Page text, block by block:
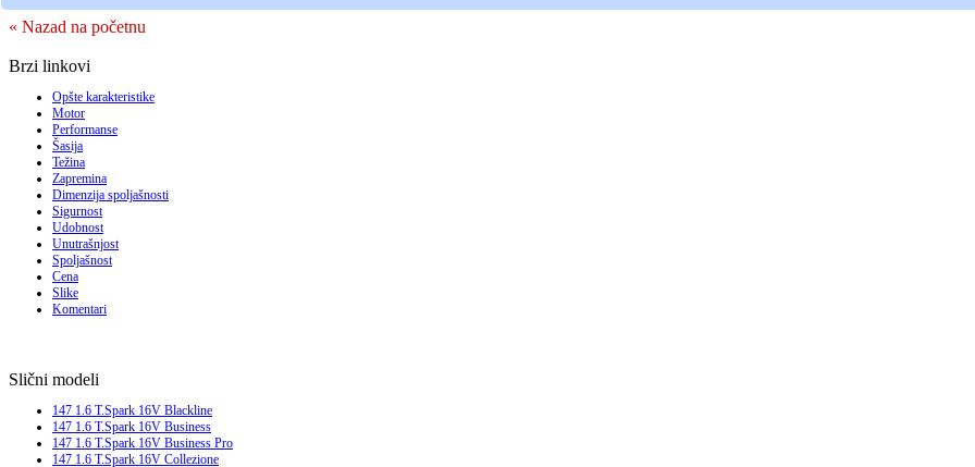
« Nazad na početnu
Brzi linkovi
Opšte karakteristike
Motor
Performanse
Šasija
Težina
Zapremina
Dimenzija spoljašnosti
Sigurnost
Udobnost
Unutrašnjost
Spoljašnost
Cena
Slike
Komentari
Slični modeli
147 1.6 T.Spark 16V Blackline
147 1.6 T.Spark 16V Business
147 1.6 T.Spark 16V Business Pro
147 1.6 T.Spark 16V Collezione